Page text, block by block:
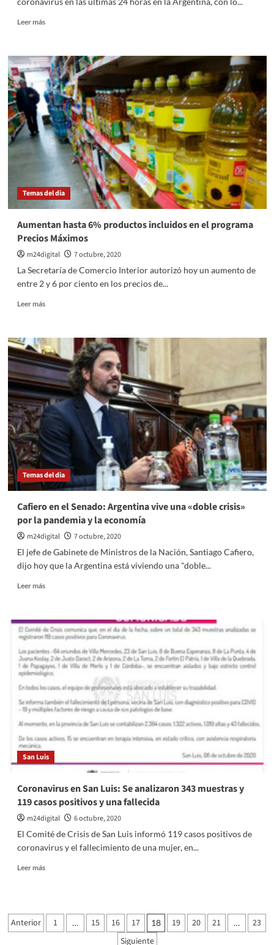
promociones
Leer másLeer
Coronavirus
en
Argentina:
401
muertos
y
16.447
diagnosticados
en
las
horas
Temas del dia
Aumentan hasta 6% productos incluidos en el programa
Precios Máximos
m24digital
7 octubre, 2020
La Secretaría de Comercio Interior autorizó hoy un aumento de
entre 2 y 6 por ciento en los precios de...
Leer másLeer
Aumentan
hasta
6%
productos
incluidos
en
el
programa
Precios
Máximos
Temas del dia
Cafiero en el Senado: Argentina vive una «doble crisis»
por la pandemia y la economía
m24digital
7 octubre, 2020
El jefe de Gabinete de Ministros de la Nación, Santiago Cafiero,
dijo hoy que la Argentina está viviendo una "doble...
Leer másLeer
Cafiero
en
el
Senado:
Argentina
vive
una
«doble
crisis»
por
la
y
San Luis
Coronavirus en San Luis: Se analizaron 343 muestras y
119 casos positivos y una fallecida
m24digital
6 octubre, 2020
El Comité de Crisis de San Luis informó 119 casos positivos de
coronavirus y el fallecimiento de una mujer, en...
Leer másLeer
en
San
Paginación
Anterior 1 … 15 16 17 18 19 20 21 …
23
Siguiente